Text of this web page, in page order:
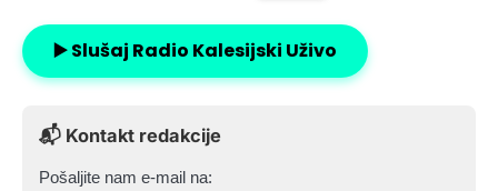
▶️ Slušaj Radio Kalesijski Uživo
📬 Kontakt redakcije
Pošaljite nam e-mail na: